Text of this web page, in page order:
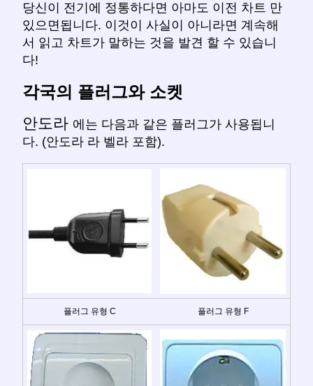
당신이 전기에 정통하다면 아마도 이전 차트 만
있으면됩니다. 이것이 사실이 아니라면 계속해
서 읽고 차트가 말하는 것을 발견 할 수 있습니
다!
각국의 플러그와 소켓
안도라 에는 다음과 같은 플러그가 사용됩니
다. (안도라 라 벨라 포함).
플러그 유형 C 플러그 유형 F